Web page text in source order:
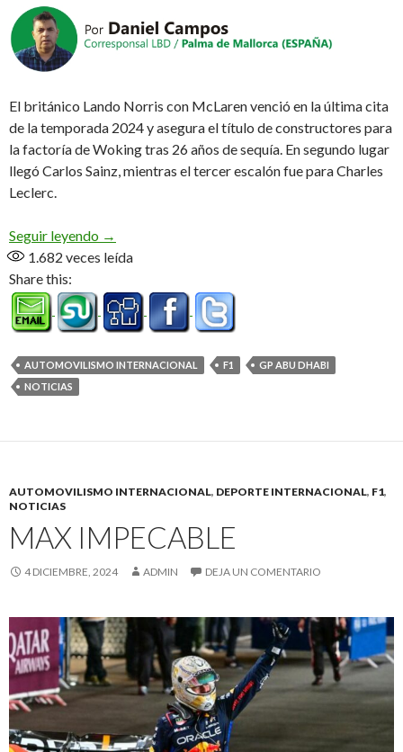
El británico Lando Norris con McLaren venció en la última cita
de la temporada 2024 y asegura el título de constructores para
la factoría de Woking tras 26 años de sequía. En segundo lugar
llegó Carlos Sainz, mientras el tercer escalón fue para Charles
Leclerc.
Seguir leyendo McLaren campeón
→
1.682 veces leída
Share this:
AUTOMOVILISMO INTERNACIONAL F1
GP ABU DHABI
NOTICIAS
AUTOMOVILISMO INTERNACIONAL, DEPORTE INTERNACIONAL, F1,
NOTICIAS
MAX IMPECABLE
4 DICIEMBRE, 2024 ADMIN DEJA UN COMENTARIO